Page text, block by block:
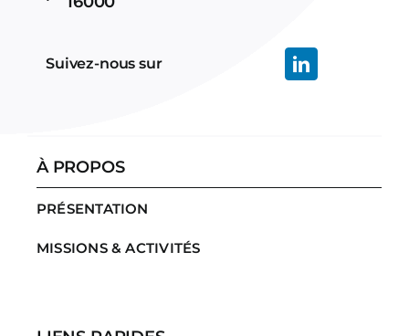
Suivez-nous sur
À PROPOS
PRÉSENTATION
MISSIONS & ACTIVITÉS